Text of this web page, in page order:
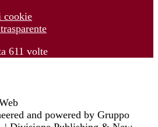
cookie
611 volte
and powered by Gruppo